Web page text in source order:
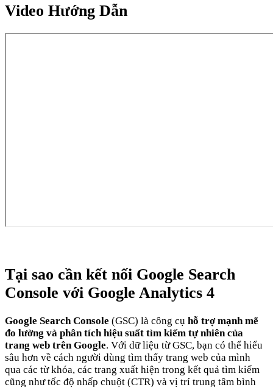
Video Hướng Dẫn
Tại sao cần kết nối Google Search
Console với Google Analytics 4
Google Search Console (GSC) là công cụ hỗ trợ mạnh mẽ
đo lường và phân tích hiệu suất tìm kiếm tự nhiên của
trang web trên Google. Với dữ liệu từ GSC, bạn có thể hiểu
sâu hơn về cách người dùng tìm thấy trang web của mình
qua các từ khóa, các trang xuất hiện trong kết quả tìm kiếm
cũng như tốc độ nhấp chuột (CTR) và vị trí trung tâm bình